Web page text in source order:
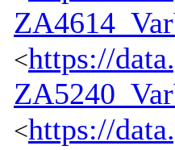
<https://
<https://